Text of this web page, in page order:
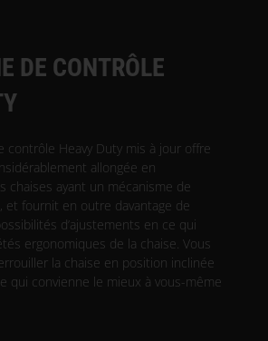
DE CONTRÔLE
contrôle Heavy Duty mis à jour offre
allongée en
chaises ayant un mécanisme de
et fournit en outre davantage de
d’ajustements en ce qui
ergonomiques de la chaise. Vous
la chaise en position inclinée
qui convienne le mieux à vous-même